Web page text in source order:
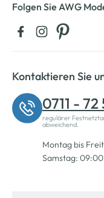
Folgen Sie AWG
Kontaktieren Sie
0711 -
regulärer
abweichend.
Montag bis
Samstag: